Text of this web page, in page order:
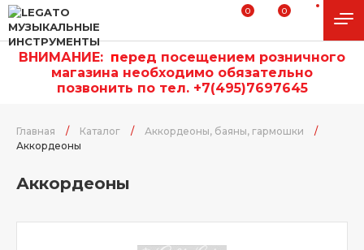
0 0
ВНИМАНИЕ: перед посещением розничного
магазина необходимо обязательно
позвонить по тел. +7(495)7697645
Главная / Каталог / Аккордеоны, баяны, гармошки
/
Аккордеоны
Аккордеоны